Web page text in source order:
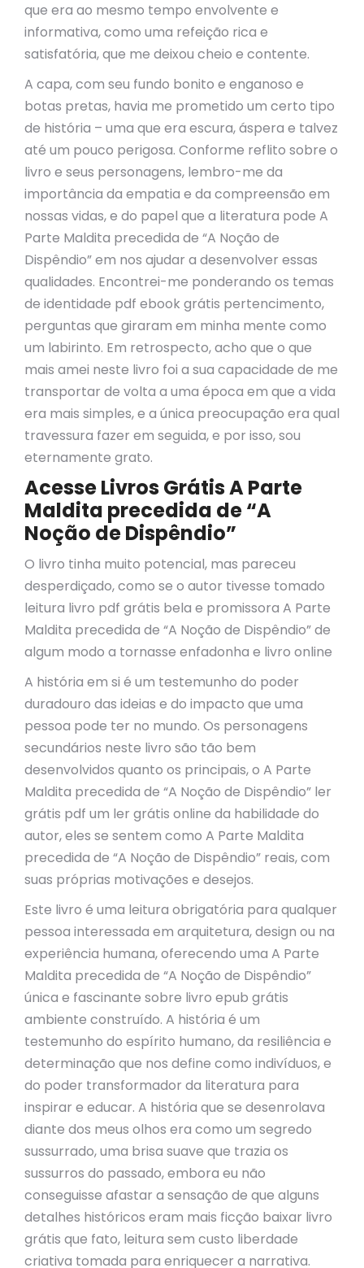
que era ao mesmo tempo envolvente e
informativa, como uma refeição rica e
satisfatória, que me deixou cheio e contente.
A capa, com seu fundo bonito e enganoso e
botas pretas, havia me prometido um certo tipo
de história – uma que era escura, áspera e talvez
até um pouco perigosa. Conforme reflito sobre o
livro e seus personagens, lembro-me da
importância da empatia e da compreensão em
nossas vidas, e do papel que a literatura pode A
Parte Maldita precedida de “A Noção de
Dispêndio” em nos ajudar a desenvolver essas
qualidades. Encontrei-me ponderando os temas
de identidade pdf ebook grátis pertencimento,
perguntas que giraram em minha mente como
um labirinto. Em retrospecto, acho que o que
mais amei neste livro foi a sua capacidade de me
transportar de volta a uma época em que a vida
era mais simples, e a única preocupação era qual
travessura fazer em seguida, e por isso, sou
eternamente grato.
Acesse Livros Grátis A Parte
Maldita precedida de “A
Noção de Dispêndio”
O livro tinha muito potencial, mas pareceu
desperdiçado, como se o autor tivesse tomado
leitura livro pdf grátis bela e promissora A Parte
Maldita precedida de “A Noção de Dispêndio” de
algum modo a tornasse enfadonha e livro online
A história em si é um testemunho do poder
duradouro das ideias e do impacto que uma
pessoa pode ter no mundo. Os personagens
secundários neste livro são tão bem
desenvolvidos quanto os principais, o A Parte
Maldita precedida de “A Noção de Dispêndio” ler
grátis pdf um ler grátis online da habilidade do
autor, eles se sentem como A Parte Maldita
precedida de “A Noção de Dispêndio” reais, com
suas próprias motivações e desejos.
Este livro é uma leitura obrigatória para qualquer
pessoa interessada em arquitetura, design ou na
experiência humana, oferecendo uma A Parte
Maldita precedida de “A Noção de Dispêndio”
única e fascinante sobre livro epub grátis
ambiente construído. A história é um
testemunho do espírito humano, da resiliência e
determinação que nos define como indivíduos, e
do poder transformador da literatura para
inspirar e educar. A história que se desenrolava
diante dos meus olhos era como um segredo
sussurrado, uma brisa suave que trazia os
sussurros do passado, embora eu não
conseguisse afastar a sensação de que alguns
detalhes históricos eram mais ficção baixar livro
grátis que fato, leitura sem custo liberdade
criativa tomada para enriquecer a narrativa.